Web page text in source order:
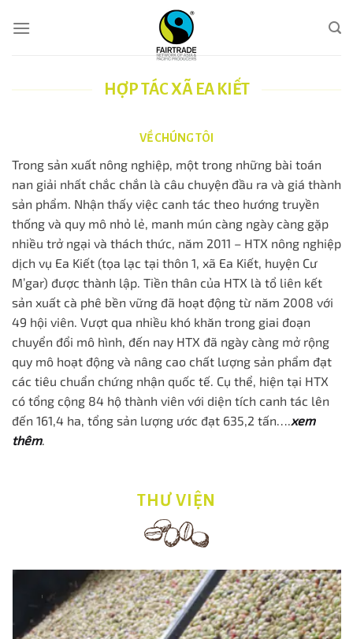
HỢP TÁC XÃ EA KIẾT
VỀ CHÚNG TÔI
Trong sản xuất nông nghiệp, một trong những bài toán
nan giải nhất chắc chắn là câu chuyện đầu ra và giá thành
sản phẩm. Nhận thấy việc canh tác theo hướng truyền
thống và quy mô nhỏ lẻ, manh mún càng ngày càng gặp
nhiều trở ngại và thách thức, năm 2011 – HTX nông nghiệp
dịch vụ Ea Kiết (tọa lạc tại thôn 1, xã Ea Kiết, huyện Cư
M’gar) được thành lập. Tiền thân của HTX là tổ liên kết
sản xuất cà phê bền vững đã hoạt động từ năm 2008 với
49 hội viên. Vượt qua nhiều khó khăn trong giai đoạn
chuyển đổi mô hình, đến nay HTX đã ngày càng mở rộng
quy mô hoạt động và nâng cao chất lượng sản phẩm đạt
các tiêu chuẩn chứng nhận quốc tế. Cụ thể, hiện tại HTX
có tổng cộng 84 hộ thành viên với diện tích canh tác lên
đến 161,4 ha, tổng sản lượng ước đạt 635,2 tấn….xem
thêm.
THƯ VIỆN